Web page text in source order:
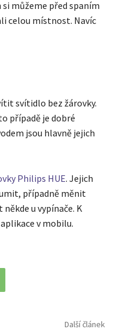
můžeme před spaním
celou místnost. Navíc
svítidlo bez žárovky.
případě je dobré
jsou hlavně jejich
Philips HUE. Jejich
případně měnit
u vypínače. K
v mobilu.
Další článek